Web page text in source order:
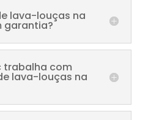
lava-louças na
garantia?
trabalha com
lava-louças na